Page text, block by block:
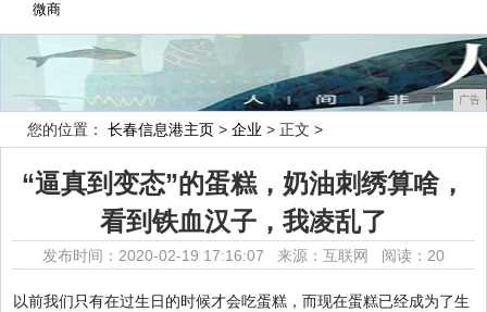
微商
广告
您的位置： 长春信息港主页 > 企业 > 正文 >
“逼真到变态”的蛋糕，奶油刺绣算啥，
看到铁血汉子，我凌乱了
发布时间：2020-02-19 17:16:07 来源：互联网 阅读：20
以前我们只有在过生日的时候才会吃蛋糕，而现在蛋糕已经成为了生